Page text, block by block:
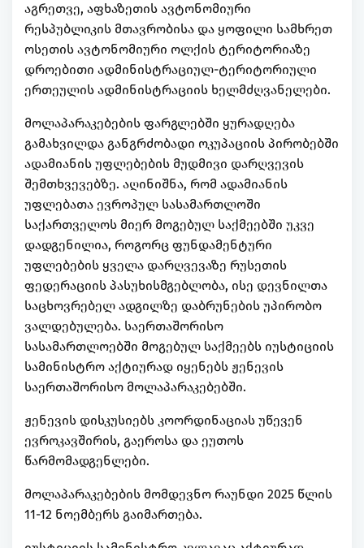
აგრეთვე, აფხაზეთის ავტონომიური
რესპუბლიკის მთავრობისა და ყოფილი სამხრეთ
ოსეთის ავტონომიური ოლქის ტერიტორიაზე
დროებითი ადმინისტრაციულ-ტერიტორიული
ერთეულის ადმინისტრაციის ხელმძღვანელები.
მოლაპარაკებების ფარგლებში ყურადღება
გამახვილდა განგრძობადი ოკუპაციის პირობებში
ადამიანის უფლებების მუდმივი დარღვევის
შემთხვევებზე. აღინიშნა, რომ ადამიანის
უფლებათა ევროპულ სასამართლოში
საქართველოს მიერ მოგებულ საქმეებში უკვე
დადგენილია, როგორც ფუნდამენტური
უფლებების ყველა დარღვევაზე რუსეთის
ფედერაციის პასუხისმგებლობა, ისე დევნილთა
საცხოვრებელ ადგილზე დაბრუნების უპირობო
ვალდებულება. საერთაშორისო
სასამართლოებში მოგებულ საქმეებს იუსტიციის
სამინისტრო აქტიურად იყენებს ჟენევის
საერთაშორისო მოლაპარაკებებში.
ჟენევის დისკუსიებს კოორდინაციას უწევენ
ევროკავშირის, გაეროსა და ეუთოს
წარმომადგენლები.
მოლაპარაკებების მომდევნო რაუნდი 2025 წლის
11-12 ნოემბერს გაიმართება.